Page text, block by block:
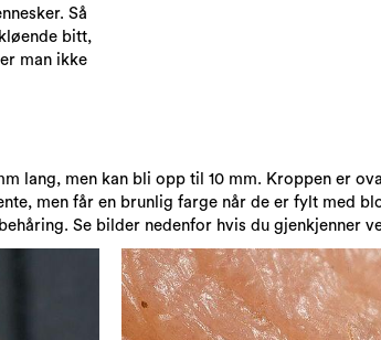
Så
bitt,
man ikke
lang, men kan bli opp til 10 mm. Kroppen er
men får en brunlig farge når de er fylt med
Se bilder nedenfor hvis du gjenkjenner